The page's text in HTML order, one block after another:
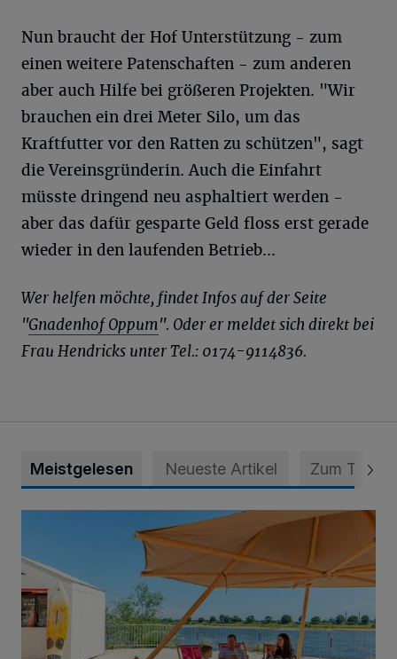
Nun braucht der Hof Unterstützung - zum
einen weitere Patenschaften - zum anderen
aber auch Hilfe bei größeren Projekten. "Wir
brauchen ein drei Meter Silo, um das
Kraftfutter vor den Ratten zu schützen", sagt
die Vereinsgründerin. Auch die Einfahrt
müsste dringend neu asphaltiert werden -
aber das dafür gesparte Geld floss erst gerade
wieder in den laufenden Betrieb...
Wer helfen möchte, findet Infos auf der Seite
"Gnadenhof Oppum". Oder er meldet sich direkt bei
Frau Hendricks unter Tel.: 0174-9114836.
Meistgelesen Neueste Artikel Zum Thema
Die „Rhine Side“ geht in die Verlängerung